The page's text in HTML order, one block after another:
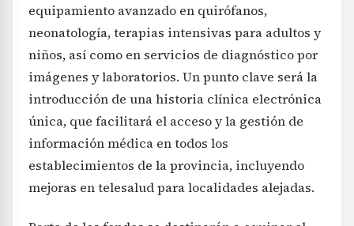
equipamiento avanzado en quirófanos,
neonatología, terapias intensivas para adultos y
niños, así como en servicios de diagnóstico por
imágenes y laboratorios. Un punto clave será la
introducción de una historia clínica electrónica
única, que facilitará el acceso y la gestión de
información médica en todos los
establecimientos de la provincia, incluyendo
mejoras en telesalud para localidades alejadas.